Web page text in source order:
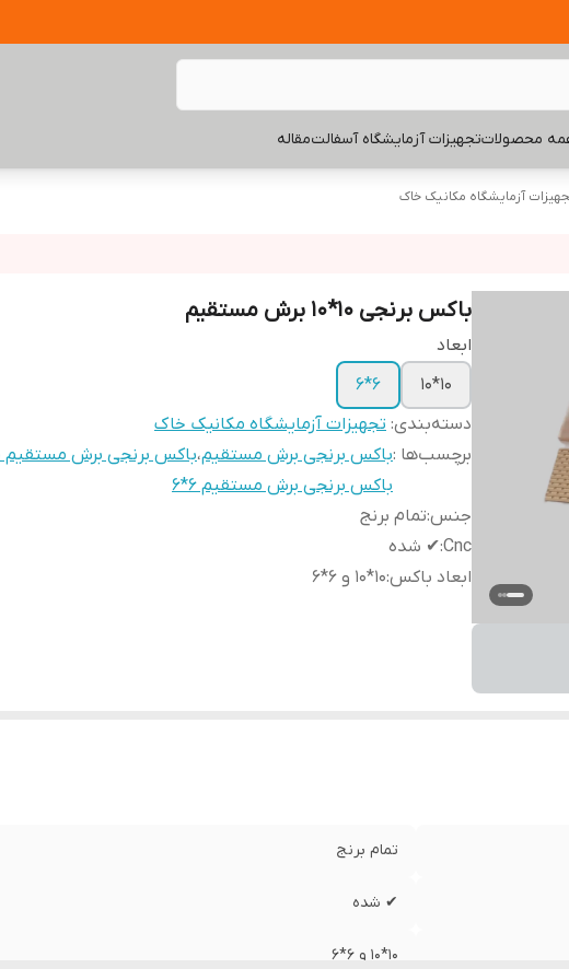
محصولاتتجهیزات آزمایشگاه آسفالتمقاله
آزمایشگاه مکانیک خاک
باکس برنجی 10*10 برش مستقیم
ابعاد
10*10
6*6
دسته‌بندی: تجهیزات آزمایشگاه مکانیک خاک
برچسب‌ها :باکس برنجی برش مستقیم،باکس برنجی برش مستقیم 10*10
باکس برنجی برش مستقیم 6*6
جنس:تمام برنج
Cnc
:✔ شده
ابعاد باکس:10*10 و 6*6
تمام برنج
✔ شده
10*10 و 6*6